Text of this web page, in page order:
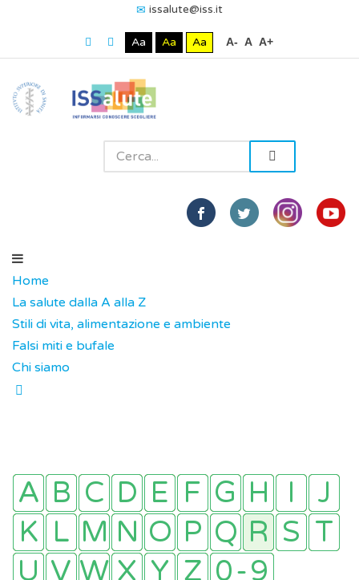
issalute@iss.it
Aa Aa Aa A- A A+
Home
La salute dalla A alla Z
Stili di vita, alimentazione e ambiente
Falsi miti e bufale
Chi siamo